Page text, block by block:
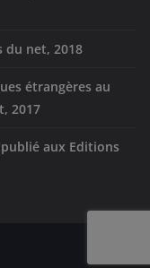
du net, 2018
étrangères au
2017
aux Editions